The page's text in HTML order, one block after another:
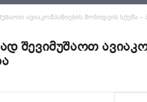
ავიაკომპანიების მოზიდვის სქემა